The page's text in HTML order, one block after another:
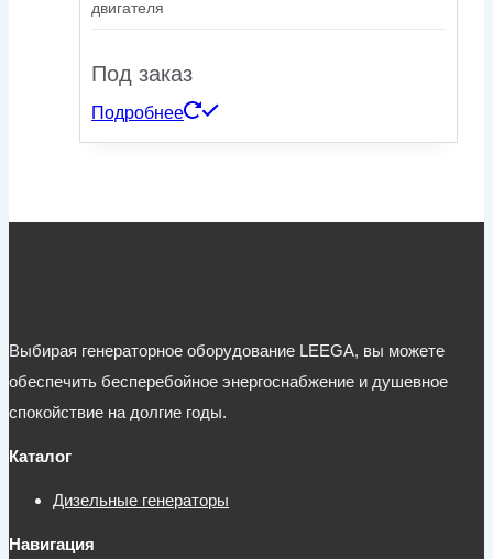
двигателя
Под заказ
Подробнее
Выбирая генераторное оборудование LEEGA, вы можете
обеспечить бесперебойное энергоснабжение и душевное
спокойствие на долгие годы.
Каталог
Дизельные генераторы
Навигация